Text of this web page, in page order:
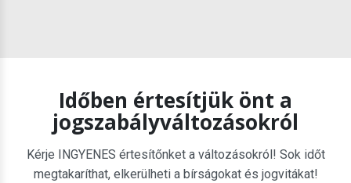
Időben értesítjük önt a
jogszabályváltozásokról
Kérje INGYENES értesítőnket a változásokról! Sok időt
megtakaríthat, elkerülheti a bírságokat és jogvitákat!